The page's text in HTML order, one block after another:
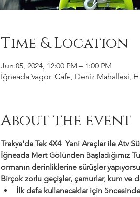
Time & Location
Jun 05, 2024, 12:00 PM – 1:00 PM
İğneada Vagon Cafe, Deniz Mahallesi,
About the event
Trakya'da Tek 4X4  Yeni Araçlar ile Atv
İğneada Mert Gölünden Başladığımız
ormanın derinliklerine sürüşler
Birçok zorlu geçişler, çamurlar, kum ve
İlk defa kullanacaklar için